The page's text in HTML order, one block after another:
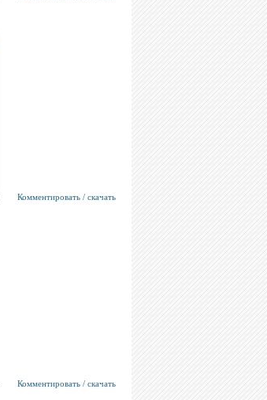
Комментировать / скачать
Комментировать / скачать